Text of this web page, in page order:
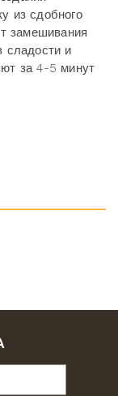
из сдобного
замешивания
сладости и
за 4-5 минут